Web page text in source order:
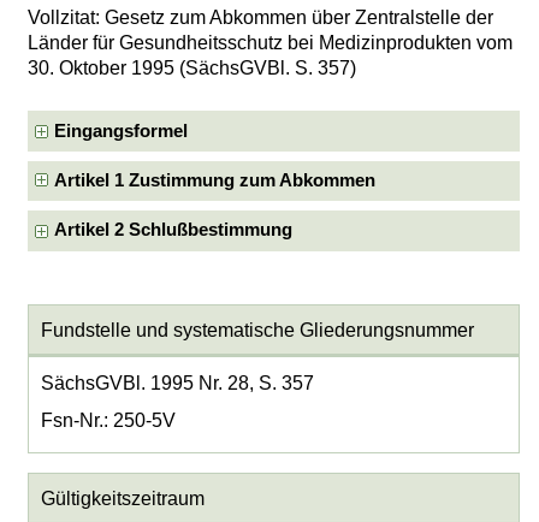
Vollzitat: Gesetz zum Abkommen über Zentralstelle der
Länder für Gesundheitsschutz bei Medizinprodukten vom
30. Oktober 1995 (SächsGVBl. S. 357)
Eingangsformel
Artikel 1 Zustimmung zum Abkommen
Artikel 2 Schlußbestimmung
Fundstelle und systematische Gliederungsnummer
SächsGVBl. 1995 Nr. 28, S. 357
Fsn-Nr.: 250-5V
Gültigkeitszeitraum